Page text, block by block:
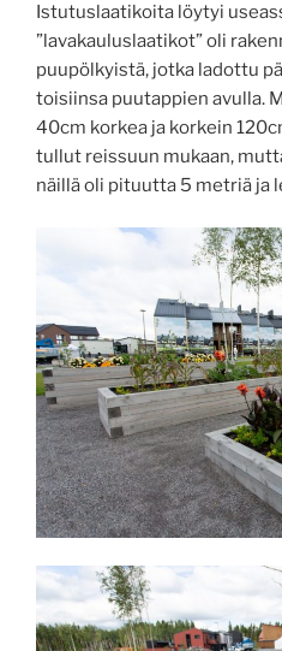
Istutuslaatikoita löytyi
”lavakauluslaatikot” oli
puupölkyistä, jotka ladottu
toisiinsa puutappien avulla.
40cm korkea ja korkein
tullut reissuun mukaan,
näillä oli pituutta 5 metriä ja